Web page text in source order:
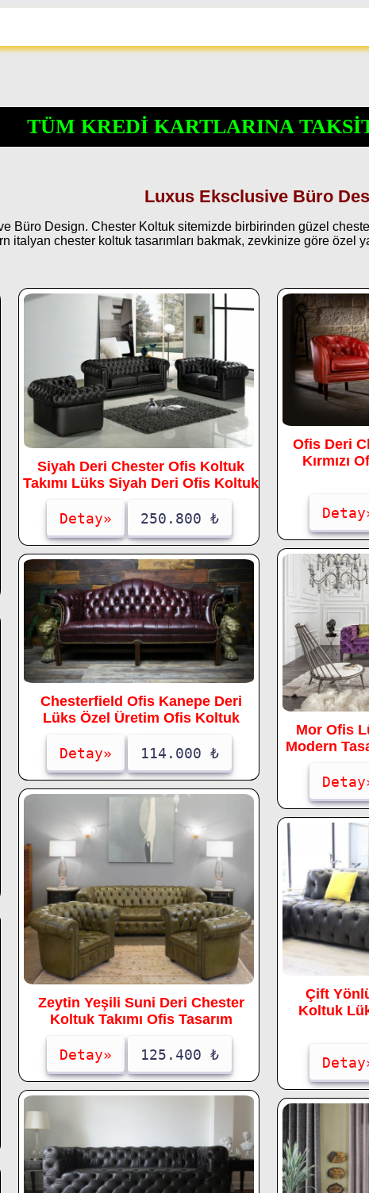
TÜM KREDİ KARTLARINA
Luxus Eksclusive Büro
Büro Design. Chester Koltuk sitemizde birbirinden güzel
italyan chester koltuk tasarımları bakmak, zevkinize göre özel
Siyah Deri Chester Ofis Koltuk
Takımı Lüks Siyah Deri Ofis Koltuk
Detay» 250.800 ₺
Chesterfield Ofis Kanepe Deri
Lüks Özel Üretim Ofis Koltuk
Detay» 114.000 ₺
Zeytin Yeşili Suni Deri Chester
Koltuk Takımı Ofis Tasarım
Detay» 125.400 ₺
Ofis Deri
Kırmızı
Mor Ofis
Modern
Çift
Koltuk